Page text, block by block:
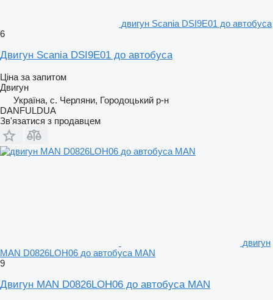
двигун Scania DSI9E01 до автобуса
6
Двигун Scania DSI9E01 до автобуса
Ціна за запитом
Двигун
Україна, с. Черляни, Городоцький р-н
DANFULDUA
Зв'язатися з продавцем
двигун
MAN D0826LOH06 до автобуса MAN
9
Двигун MAN D0826LOH06 до автобуса MAN